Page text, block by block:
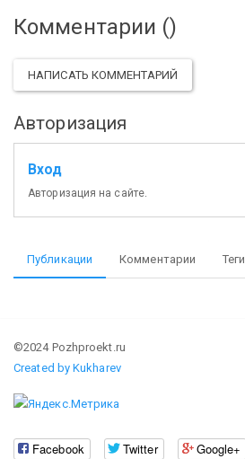
Комментарии ()
НАПИСАТЬ КОММЕНТАРИЙ
Авторизация
Вход
Авторизация на сайте.
Публикации Комментарии Теги
©2024 Pozhproekt.ru
Created by Kukharev
Facebook Twitter Google+